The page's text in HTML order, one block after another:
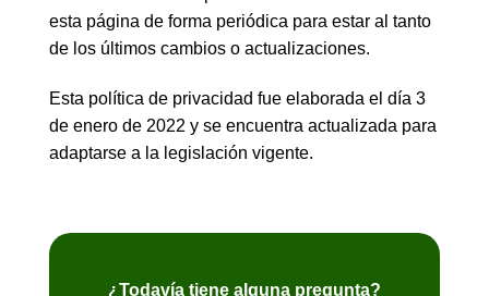
esta página de forma periódica para estar al tanto
de los últimos cambios o actualizaciones.
Esta política de privacidad fue elaborada el día 3
de enero de 2022 y se encuentra actualizada para
adaptarse a la legislación vigente.
¿Todavía tiene alguna pregunta?